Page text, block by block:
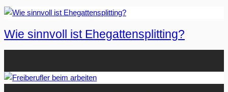
Wie sinnvoll ist Ehegattensplitting?